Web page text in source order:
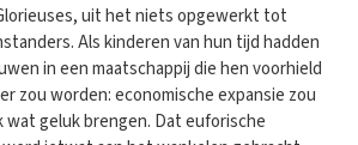
uit het niets opgewerkt tot
Als kinderen van hun tijd hadden
in een maatschappij die hen voorhield
zou worden: economische expansie zou
wat geluk brengen. Dat euforische